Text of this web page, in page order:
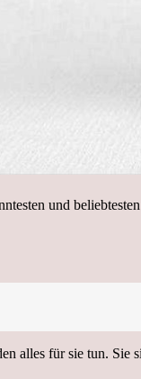
und
alles für sie tun.